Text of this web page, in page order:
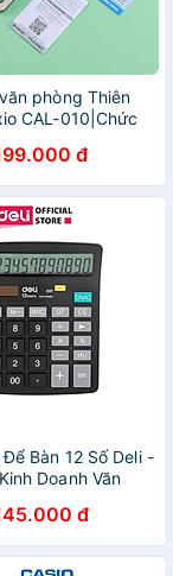
phòng Thiên
CAL-010|Chức
mặt trời
đ
Bàn 12 Số Deli -
Doanh Văn
E837 TE837C
đ